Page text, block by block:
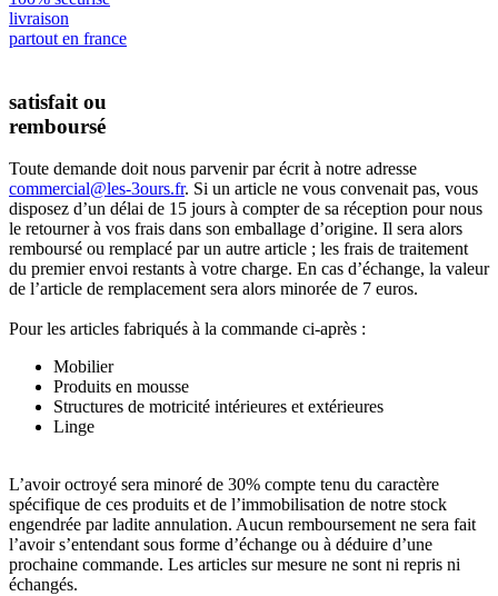
livraison
partout en france
satisfait ou
remboursé
Toute demande doit nous parvenir par écrit à notre adresse
commercial@les-3ours.fr. Si un article ne vous convenait pas, vous
disposez d’un délai de 15 jours à compter de sa réception pour nous
le retourner à vos frais dans son emballage d’origine. Il sera alors
remboursé ou remplacé par un autre article ; les frais de traitement
du premier envoi restants à votre charge. En cas d’échange, la valeur
de l’article de remplacement sera alors minorée de 7 euros.
Pour les articles fabriqués à la commande ci-après :
Mobilier
Produits en mousse
Structures de motricité intérieures et extérieures
Linge
L’avoir octroyé sera minoré de 30% compte tenu du caractère
spécifique de ces produits et de l’immobilisation de notre stock
engendrée par ladite annulation. Aucun remboursement ne sera fait
l’avoir s’entendant sous forme d’échange ou à déduire d’une
prochaine commande. Les articles sur mesure ne sont ni repris ni
échangés.